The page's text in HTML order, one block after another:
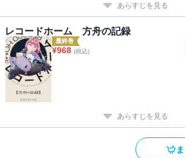
あらすじを見る
レコードホーム 方舟の記録
最終巻
¥968 (税込)
あらすじを見る